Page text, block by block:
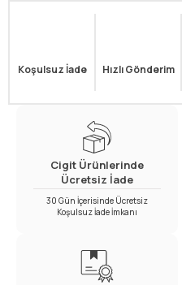
Koşulsuz İade Hızlı Gönderim
Cigit Ürünlerinde
Ücretsiz İade
30 Gün İçerisinde Ücretsiz
Koşulsuz İade İmkanı